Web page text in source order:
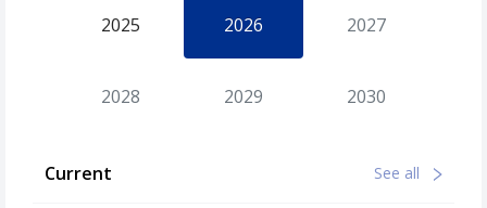
2025 2026 2027
2028 2029 2030
Current See all